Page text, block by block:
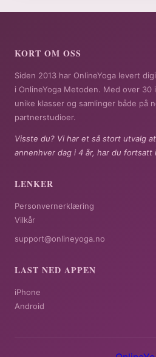
KORT OM OSS
Siden 2013 har OnlineYoga levert
i OnlineYoga Metoden. Med over
unike klasser og samlinger både på
partnerstudioer.
Visste du? Vi har et så stort utvalg
annenhver dag i 4 år, har du fortsatt
LENKER
Personvernerklæring
Vilkår
support@onlineyoga.no
LAST NED APPEN
iPhone
Android